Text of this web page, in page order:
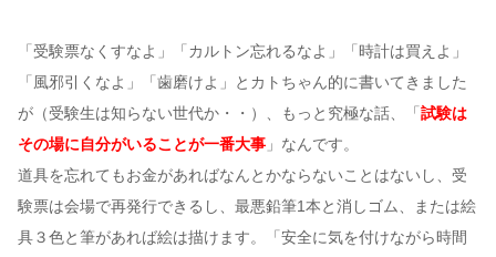
「受験票なくすなよ」「カルトン忘れるなよ」「時計は買えよ」
「風邪引くなよ」「歯磨けよ」とカトちゃん的に書いてきました
が（受験生は知らない世代か・・）、もっと究極な話、「 試験は
その場に自分がいることが一番大事 」なんです。
道具を忘れてもお金があればなんとかならないことはないし、受
験票は会場で再発行できるし、最悪鉛筆1本と消しゴム、または絵
具３色と筆があれば絵は描けます。「安全に気を付けながら時間